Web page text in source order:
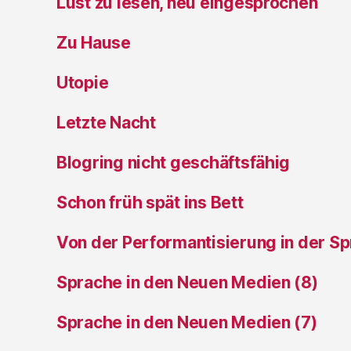
Zu Hause
Utopie
Letzte Nacht
Blogring nicht geschäftsfähig
Schon früh spät ins Bett
Von der Performantisierung in der
Sprache in den Neuen Medien (8)
Sprache in den Neuen Medien (7)